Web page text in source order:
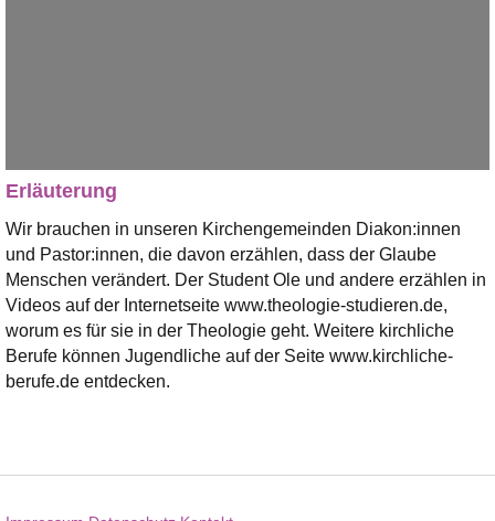
Erläuterung
Wir brauchen in unseren Kirchengemeinden Diakon:innen
und Pastor:innen, die davon erzählen, dass der Glaube
Menschen verändert. Der Student Ole und andere erzählen in
Videos auf der Internetseite www.theologie-studieren.de,
worum es für sie in der Theologie geht. Weitere kirchliche
Berufe können Jugendliche auf der Seite www.kirchliche-
berufe.de entdecken.